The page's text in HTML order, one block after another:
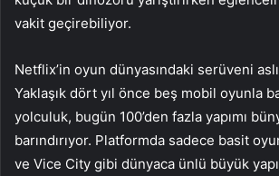
vakit geçirebiliyor.
Netflix’in oyun dünyasındaki serüveni
Yaklaşık dört yıl önce beş mobil oyunla
yolculuk, bugün 100’den fazla yapımı
barındırıyor. Platformda sadece basit
ve Vice City gibi dünyaca ünlü büyük